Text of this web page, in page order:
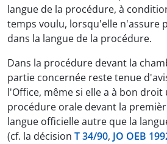
langue de la procédure, à
temps voulu, lorsqu'elle n'assure
dans la langue de la procédure.
Dans la procédure devant la
partie concernée reste tenue
l'Office, même si elle a à bon droit
procédure orale devant la
langue officielle autre que la
(cf. la décision T 34/90, JO OEB